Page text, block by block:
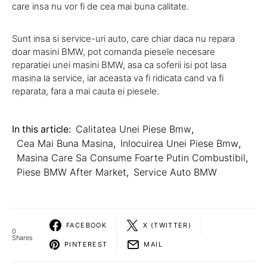
care insa nu vor fi de cea mai buna calitate.
Sunt insa si service-uri auto, care chiar daca nu repara
doar masini BMW, pot comanda piesele necesare
reparatiei unei masini BMW, asa ca soferii isi pot lasa
masina la service, iar aceasta va fi ridicata cand va fi
reparata, fara a mai cauta ei piesele.
In this article: Calitatea Unei Piese Bmw,
Cea Mai Buna Masina, Inlocuirea Unei Piese Bmw,
Masina Care Sa Consume Foarte Putin Combustibil,
Piese BMW After Market, Service Auto BMW
0
Shares
FACEBOOK X (TWITTER)
PINTEREST MAIL